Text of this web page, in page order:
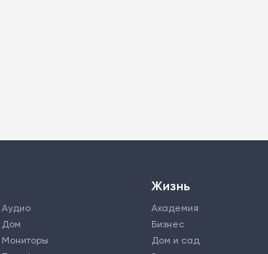
Аудио
Дом
Мониторы
Жизнь
Академия
Бизнес
Дом и сад